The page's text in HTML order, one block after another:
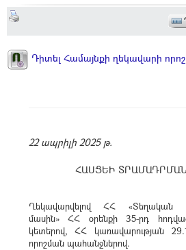
Դիտել Համայնքի ղեկավարի
22 ապրիլի 2025 թ.
ՀԱՍՑԵԻ
Ղեկավարվելով ՀՀ «Տեղական
մասին» ՀՀ օրենքի 35-րդ
կետերով, ՀՀ կառավարության
որոշման պահանջներով.